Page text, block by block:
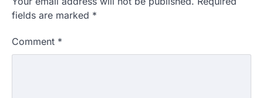
fields are marked *
Comment *